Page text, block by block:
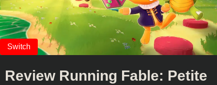
Review Running Fable: Petite